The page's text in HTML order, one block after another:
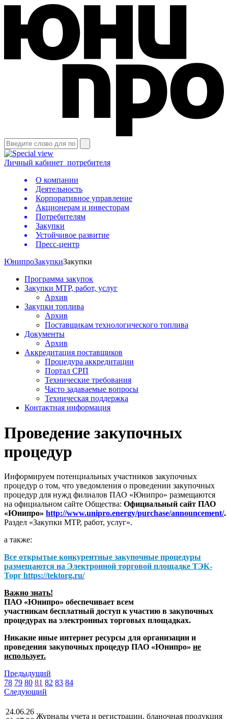
Личный кабинет потребителя
О компании
Деятельность
Корпоративное управление
Акционерам и инвесторам
Потребителям
Закупки
Устойчивое развитие
Пресс-центр
ЮнипроЗакупкиЗакупки
Программа закупок
Закупки МТР, работ, услуг
Архив
Закупки топлива
Архив
Поставщикам технологического топлива
Документы
Архив
Аккредитация поставщиков
Процедура аккредитации
Портал СРП
Технические требования
Часто задаваемые вопросы
Техническая поддержка
Контактная информация
Проведение закупочных
процедур
Информируем потенциальных участников закупочных
процедур о том, что уведомления о проведении закупочных
процедур для нужд филиалов ПАО «Юнипро» размещаются
на официальном сайте Общества: Официальный сайт ПАО
«Юнипро» http://www.unipro.energy/purchase/announcement/.
Раздел «Закупки МТР, работ, услуг».
а также:
Все открытые конкурентные закупочные процедуры
размещаются на Электронной торговой площадке ТЭК-
Торг https://tektorg.ru/
Важно знать!
ПАО «Юнипро» обеспечивает всем
участникам бесплатный доступ к участию в закупочных
процедурах на электронных торговых площадках.
Никакие иные интернет ресурсы для организации и
проведения закупочных процедур ПАО «Юнипро» не
использует.
Предыдущий
78 79 80 81 82 83 84
Следующий
24.06.26
Журналы учета и регистрации, бланочная продукция